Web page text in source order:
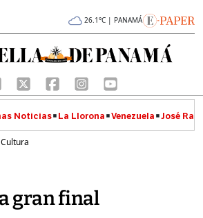
26.1°C | PANAMÁ
Noticias La Llorona Venezuela José
Cultura
gran final